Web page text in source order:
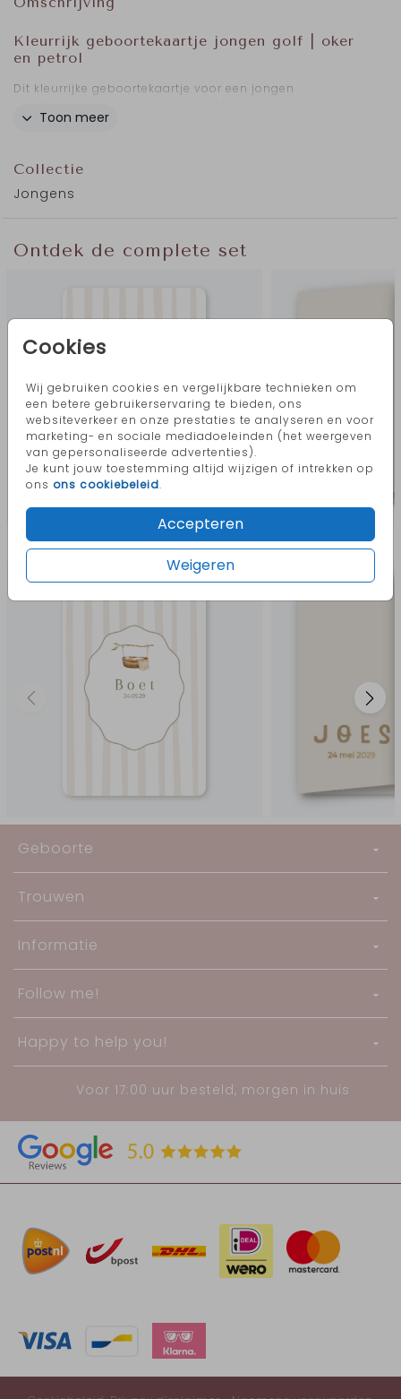
Cookies
Wij gebruiken cookies en vergelijkbare technieken om
een betere gebruikerservaring te bieden, ons
websiteverkeer en onze prestaties te analyseren en voor
marketing- en sociale mediadoeleinden (het weergeven
van gepersonaliseerde advertenties).
Je kunt jouw toestemming altijd wijzigen of intrekken op
ons ons cookiebeleid.
Accepteren
Weigeren
Kleurrijk geboortekaartje jongen golf | oker
en petrol
Dit kleurrijke geboortekaartje voor een jongen
kleurenpalet van oker en petrol. De strepen geven het
heeft een bijzondere golvende vorm aan de onderkant.
extra diepte en luxe krijgt.
aan. Zo stem je teksten, kleuren en details volledig af op
jullie wensen en maak je het kaartje persoonlijk voor
Geboortekaartje Borre.
Toon meer
Collectie
Jongens
Ontdek de complete set
Meer in deze stijl
Geboorte
Trouwen
Informatie
Follow me!
Happy to help you!
Voor 17:00 uur besteld, morgen in huis